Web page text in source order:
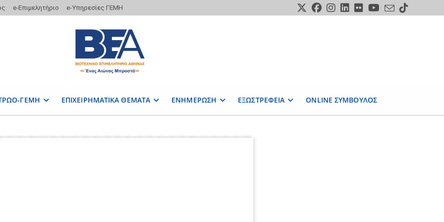
e-Επιμελητήριο e-Υπηρεσίες ΓΕΜΗ
ΓΕΜΗ ΕΠΙΧΕΙΡΗΜΑΤΙΚΑ ΘΕΜΑΤΑ ΕΝΗΜΕΡΩΣΗ ΕΞΩΣΤΡΕΦΕΙΑ ONLINE ΣΥΜΒΟΥΛΟΣ